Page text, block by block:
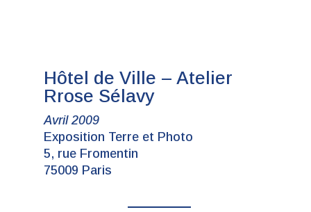
Hôtel de Ville – Atelier
Rrose Sélavy
Avril 2009
Exposition Terre et Photo
5, rue Fromentin
75009 Paris